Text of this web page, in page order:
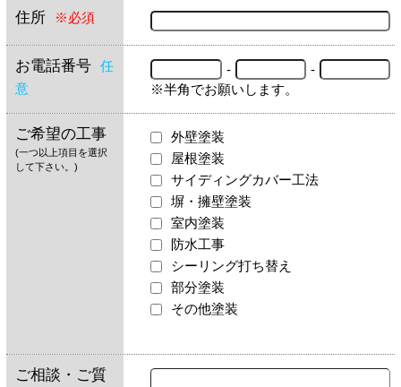
住所 ※必須
お電話番号 任
意
-
-
※半角でお願いします。
ご希望の工事
(一つ以上項目を選択
して下さい。)
外壁塗装
屋根塗装
サイディングカバー工法
塀・擁壁塗装
室内塗装
防水工事
シーリング打ち替え
部分塗装
その他塗装
ご相談・ご質